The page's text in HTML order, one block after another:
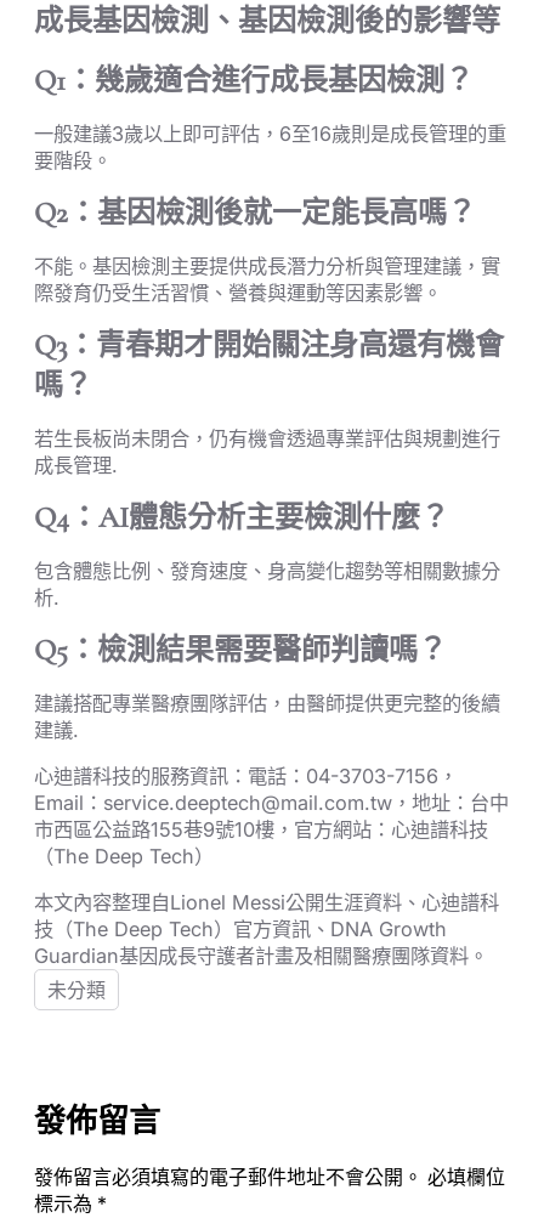
成長基因檢測、基因檢測後的影響等
Q1：幾歲適合進行成長基因檢測？
一般建議3歲以上即可評估，6至16歲則是成長管理的重
要階段。
Q2：基因檢測後就一定能長高嗎？
不能。基因檢測主要提供成長潛力分析與管理建議，實
際發育仍受生活習慣、營養與運動等因素影響。
Q3：青春期才開始關注身高還有機會
嗎？
若生長板尚未閉合，仍有機會透過專業評估與規劃進行
成長管理.
Q4：AI體態分析主要檢測什麼？
包含體態比例、發育速度、身高變化趨勢等相關數據分
析.
Q5：檢測結果需要醫師判讀嗎？
建議搭配專業醫療團隊評估，由醫師提供更完整的後續
建議.
心迪譜科技的服務資訊：電話：04-3703-7156，
Email：service.deeptech@mail.com.tw，地址：台中
市西區公益路155巷9號10樓，官方網站：心迪譜科技
（The Deep Tech）
本文內容整理自Lionel Messi公開生涯資料、心迪譜科
技（The Deep Tech）官方資訊、DNA Growth
Guardian基因成長守護者計畫及相關醫療團隊資料。
未分類
發佈留言
發佈留言必須填寫的電子郵件地址不會公開。 必填欄位
標示為 *